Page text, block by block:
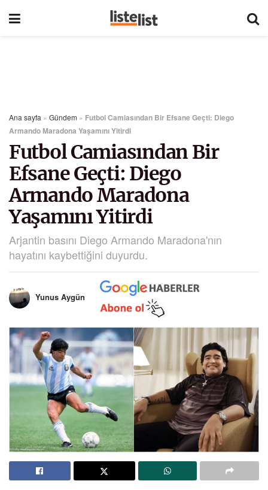
Ana sayfa » Gündem » Futbol Camiasından Bir Efsane Geçti: Diego
Armando Maradona Yaşamını Yitirdi
Futbol Camiasından Bir
Efsane Geçti: Diego
Armando Maradona
Yaşamını Yitirdi
Arjantin basını Diego Armando Maradona'nın
hayatını kaybettiğini duyurdu.
Yunus Aygün